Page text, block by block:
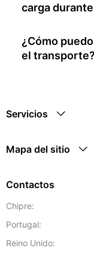
carga
¿Cómo
el transporte?
Servicios
Mapa del sitio
Contactos
Chipre:
Portugal:
Reino Unido: